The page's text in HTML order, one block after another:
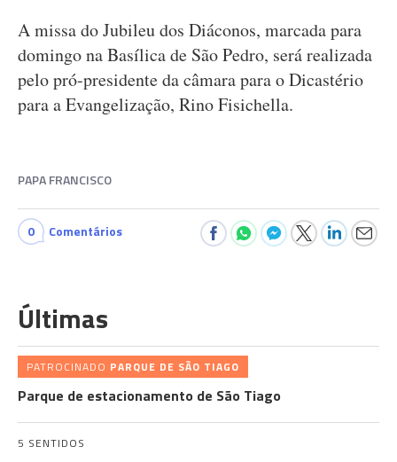
A missa do Jubileu dos Diáconos, marcada para
domingo na Basílica de São Pedro, será realizada
pelo pró-presidente da câmara para o Dicastério
para a Evangelização, Rino Fisichella.
PAPA FRANCISCO
0 Comentários
Últimas
PATROCINADO PARQUE DE SÃO TIAGO
Parque de estacionamento de São Tiago
5 SENTIDOS